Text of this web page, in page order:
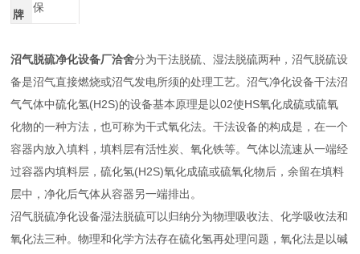
牌
保
沼气脱硫净化设备厂洽舍分为干法脱硫、湿法脱硫两种，沼气脱硫设
备是沼气直接燃烧或沼气发电所须的处理工艺。沼气净化设备干法沼
气气体中硫化氢(H2S)的设备基本原理是以02使HS氧化成硫或硫氧
化物的一种方法，也可称为干式氧化法。干法设备的构成是，在一个
容器内放入填料，填料层有活性炭、氧化铁等。气体以流速从一端经
过容器内填料层，硫化氢(H2S)氧化成硫或硫氧化物后，余留在填料
层中，净化后气体从容器另一端排出。
沼气脱硫净化设备湿法脱硫可以归纳分为物理吸收法、化学吸收法和
氧化法三种。物理和化学方法存在硫化氢再处理问题，氧化法是以碱